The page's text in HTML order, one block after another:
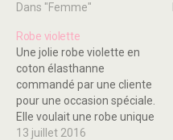
Dans "Femme"
Robe violette
Une jolie robe violette en
coton élasthanne
commandé par une cliente
pour une occasion spéciale.
Elle voulait une robe unique
et fantaisie, j'ai donc ajouté
13 juillet 2016